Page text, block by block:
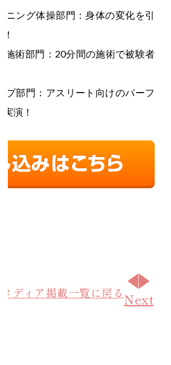
ニング体操部門：身体の変化を引
施術部門：20分間の施術で被験者
プ部門：アスリート向けのパーフ
演！
メディア掲載一覧に戻るNext